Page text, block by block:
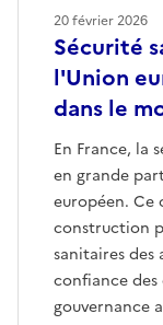
Sécurité
l'Union
dans le
En France, la
en grande
européen. Ce
construction
sanitaires des
confiance
gouvernance
20 février 2026